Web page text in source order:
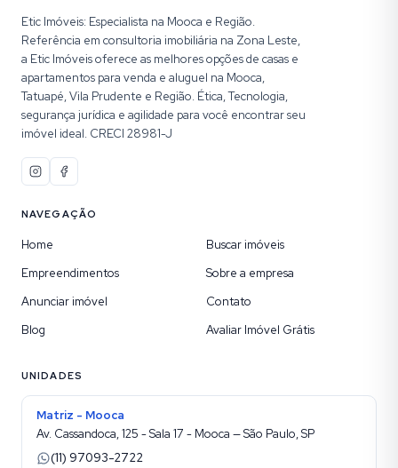
Etic Imóveis: Especialista na Mooca e Região.
Referência em consultoria imobiliária na Zona Leste,
a Etic Imóveis oferece as melhores opções de casas e
apartamentos para venda e aluguel na Mooca,
Tatuapé, Vila Prudente e Região. Ética, Tecnologia,
segurança jurídica e agilidade para você encontrar seu
imóvel ideal. CRECI 28981-J
NAVEGAÇÃO
Home
Buscar imóveis
Empreendimentos
Sobre a empresa
Anunciar imóvel
Contato
Blog
Avaliar Imóvel Grátis
UNIDADES
Matriz - Mooca
Av. Cassandoca, 125 - Sala 17 - Mooca — São Paulo, SP
(11) 97093-2722